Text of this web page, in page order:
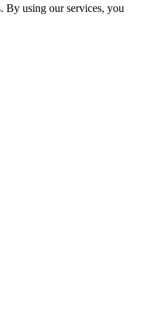
By using our services, you